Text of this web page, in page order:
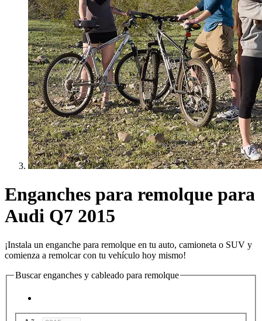
Enganches para remolque para
Audi Q7 2015
¡Instala un enganche para remolque en tu auto, camioneta o SUV y
comienza a remolcar con tu vehículo hoy mismo!
Buscar enganches y cableado para remolque